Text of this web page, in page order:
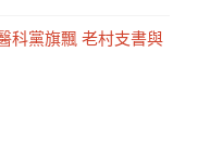
科黨旗飄 老村支書與